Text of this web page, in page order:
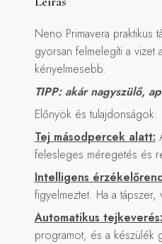
Neno Primavera praktikus
gyorsan felmelegíti a vizet
kényelmesebb.
TIPP: akár nagyszülő,
Előnyök és tulajdonságok:
Tej másodpercek alatt:
felesleges méregetés és
Intelligens
figyelmeztet. Ha a
Automatikus tejkeverés:
programot, és a készülék